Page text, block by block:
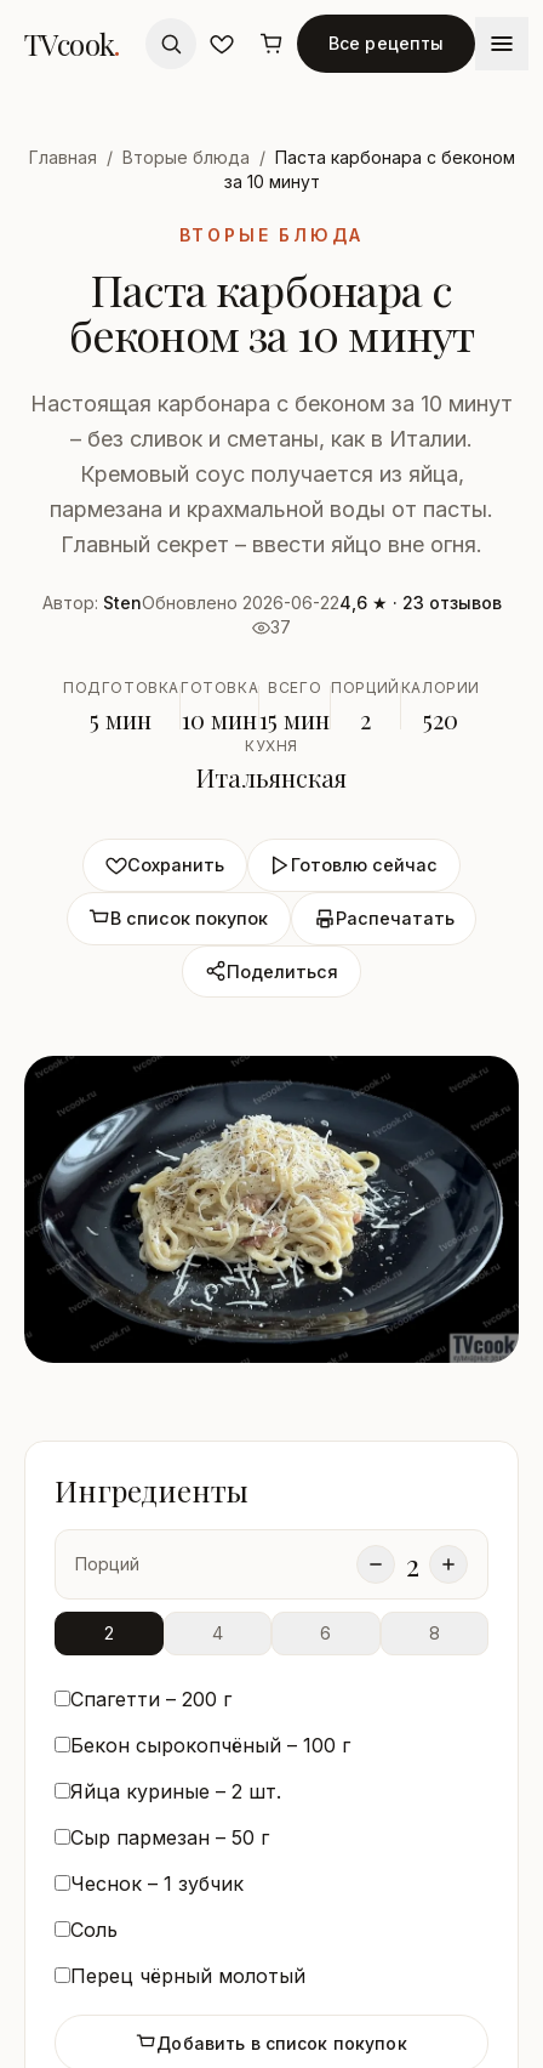
TVcook. Все рецепты
Главная / Вторые блюда / Паста карбонара с беконом
за 10 минут
ВТОРЫЕ БЛЮДА
Паста карбонара с
беконом за 10 минут
Настоящая карбонара с беконом за 10 минут
– без сливок и сметаны, как в Италии.
Кремовый соус получается из яйца,
пармезана и крахмальной воды от пасты.
Главный секрет – ввести яйцо вне огня.
Автор: StenОбновлено 2026-06-224,6 ★ · 23 отзывов
37
ПОДГОТОВКА
5 мин
ГОТОВКА
10 мин
ВСЕГО
15 мин
ПОРЦИЙ
2
КАЛОРИИ
520
КУХНЯ
Итальянская
Сохранить Готовлю сейчас
В список покупок Распечатать
Поделиться
Ингредиенты
Порций 2
2 4 6 8
Спагетти – 200 г
Бекон сырокопчёный – 100 г
Яйца куриные – 2 шт.
Сыр пармезан – 50 г
Чеснок – 1 зубчик
Соль
Перец чёрный молотый
Добавить в список покупок